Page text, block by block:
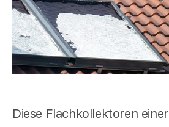
Diese Flachkollektoren einer